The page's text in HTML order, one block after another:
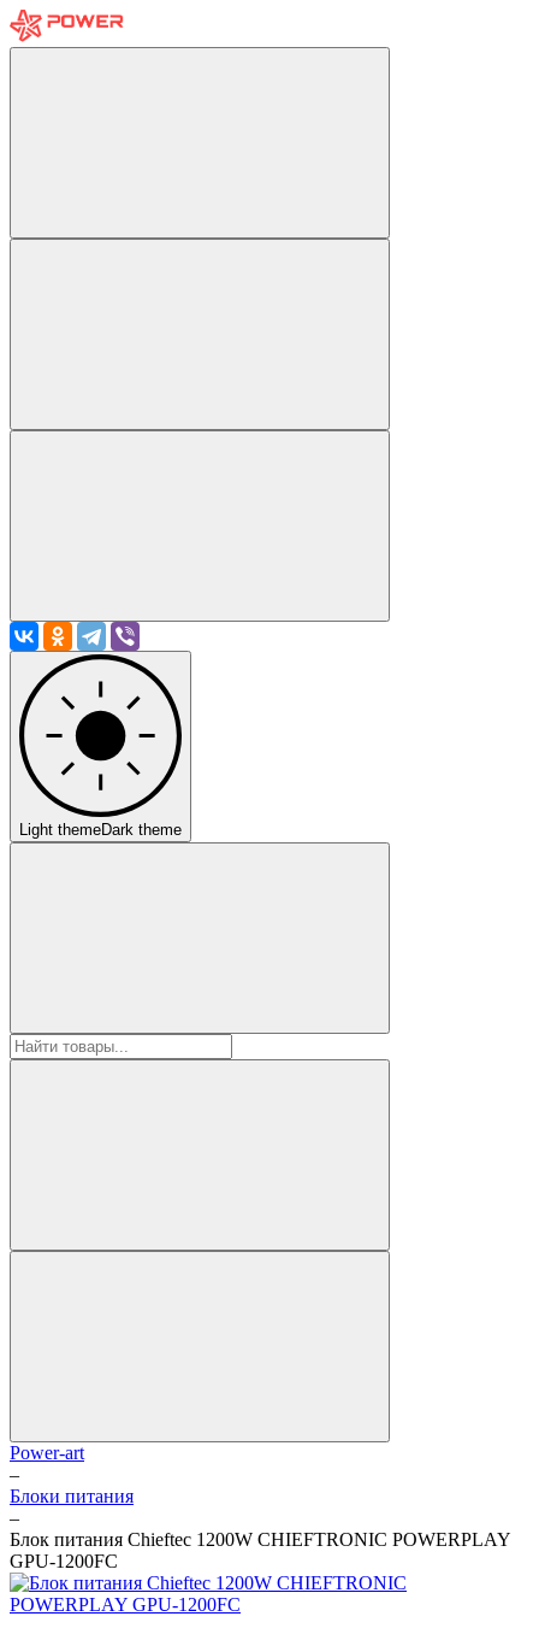
Light themeDark theme
Power-art
–
Блоки питания
–
Блок питания Chieftec 1200W CHIEFTRONIC POWERPLAY
GPU-1200FC